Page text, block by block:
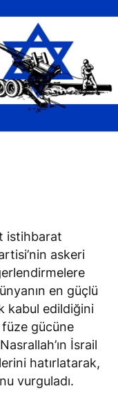
istihbarat
askeri
en güçlü
kabul edildiğini
füze gücüne
İsrail
hatırlatarak,
vurguladı.